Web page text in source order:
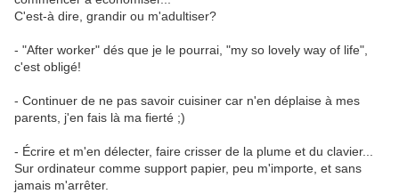
C'est-à dire, grandir ou m'adultiser?
- "After worker" dés que je le pourrai, "my so lovely way of life",
c'est obligé!
- Continuer de ne pas savoir cuisiner car n'en déplaise à mes
parents, j'en fais là ma fierté ;)
- Écrire et m'en délecter, faire crisser de la plume et du clavier...
Sur ordinateur comme support papier, peu m'importe, et sans
jamais m'arrêter.